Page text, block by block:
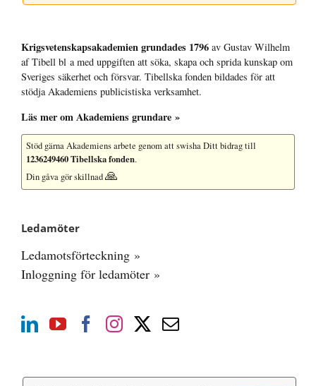
Krigsvetenskap­sakademien grundades 1796 av Gustav Wilhelm
af Tibell bl a med uppgiften att söka, skapa och sprida kunskap om
Sveriges säkerhet och försvar. Tibellska fonden bildades för att
stödja Akademiens publicistiska verksamhet.
Läs mer om Akademiens grundare »
Stöd gärna Akademiens arbete genom att swisha Ditt bidrag till
1236249460 Tibellska fonden.
Din gåva gör skillnad🙏
Ledamöter
Ledamotsförteckning »
Inloggning för ledamöter »